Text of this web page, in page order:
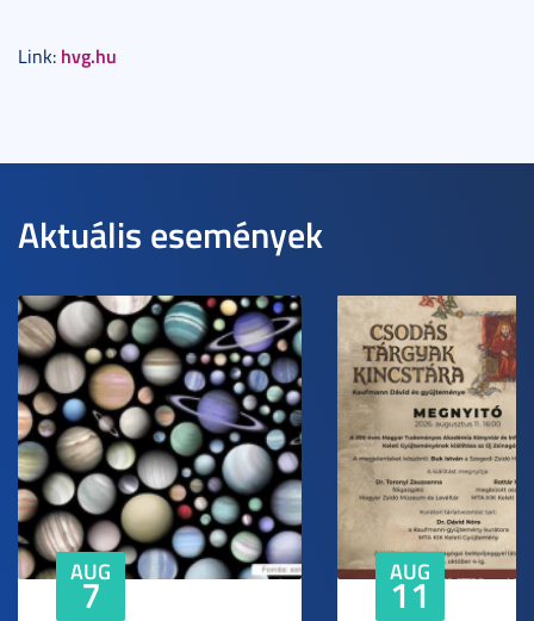
Link: hvg.hu
Aktuális események
AUG
7 AUG
11